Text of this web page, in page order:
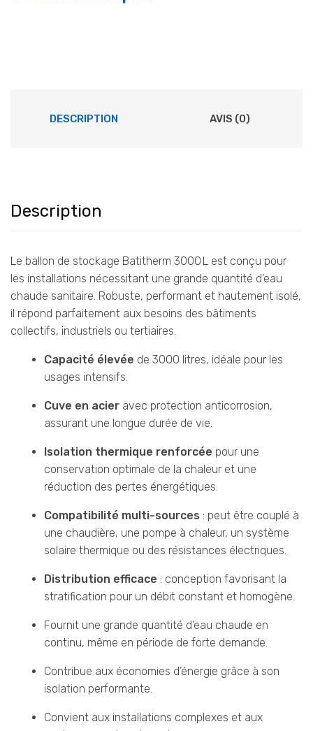
DESCRIPTION AVIS (0)
Description
Le ballon de stockage Batitherm 3000 L est conçu pour
les installations nécessitant une grande quantité d’eau
chaude sanitaire. Robuste, performant et hautement isolé,
il répond parfaitement aux besoins des bâtiments
collectifs, industriels ou tertiaires.
Capacité élevée de 3000 litres, idéale pour les
usages intensifs.
Cuve en acier avec protection anticorrosion,
assurant une longue durée de vie.
Isolation thermique renforcée pour une
conservation optimale de la chaleur et une
réduction des pertes énergétiques.
Compatibilité multi-sources : peut être couplé à
une chaudière, une pompe à chaleur, un système
solaire thermique ou des résistances électriques.
Distribution efficace : conception favorisant la
stratification pour un débit constant et homogène.
Fournit une grande quantité d’eau chaude en
continu, même en période de forte demande.
Contribue aux économies d’énergie grâce à son
isolation performante.
Convient aux installations complexes et aux